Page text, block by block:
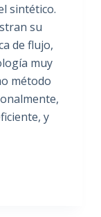
sintético.
su
de flujo,
muy
método
y